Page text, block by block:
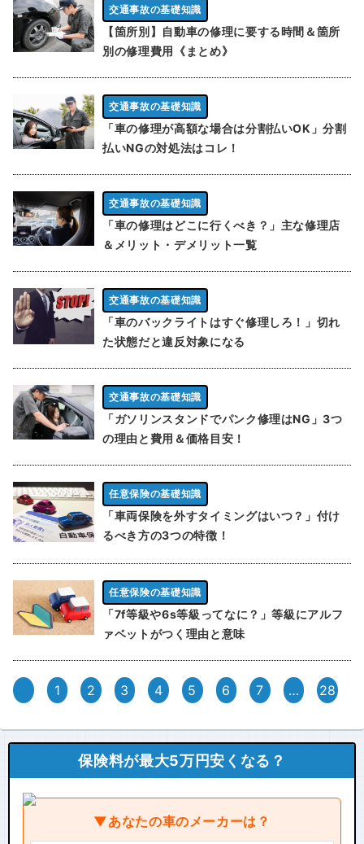
交通事故の基礎知識
【箇所別】自動車の修理に要する時間＆箇所
別の修理費用《まとめ》
交通事故の基礎知識
「車の修理が高額な場合は分割払いOK」分割
払いNGの対処法はコレ！
交通事故の基礎知識
「車の修理はどこに行くべき？」主な修理店
＆メリット・デメリット一覧
交通事故の基礎知識
「車のバックライトはすぐ修理しろ！」切れ
た状態だと違反対象になる
交通事故の基礎知識
「ガソリンスタンドでパンク修理はNG」3つ
の理由と費用＆価格目安！
任意保険の基礎知識
「車両保険を外すタイミングはいつ？」付け
るべき方の3つの特徴！
任意保険の基礎知識
「7f等級や6s等級ってなに？」等級にアルフ
ァベットがつく理由と意味
1 2 3 4 5 6 7 … 28
保険料が最大5万円安くなる？
▼あなたの車のメーカーは？